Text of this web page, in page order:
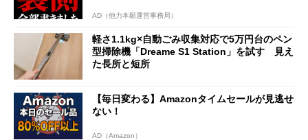
AD（他力本願運営事務局）
軽さ1.1kg×自動ごみ収集対応で5万円台のペン
型掃除機「Dreame S1 Station」を試す 見え
た長所と短所
【毎日変わる】Amazonタイムセールが見逃せ
ない！
AD（Amazon）